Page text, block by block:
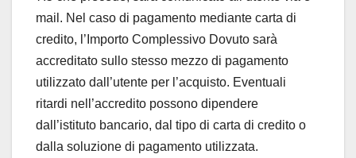
mail. Nel caso di pagamento mediante carta di
credito, l’Importo Complessivo Dovuto sarà
accreditato sullo stesso mezzo di pagamento
utilizzato dall’utente per l’acquisto. Eventuali
ritardi nell’accredito possono dipendere
dall’istituto bancario, dal tipo di carta di credito o
dalla soluzione di pagamento utilizzata.